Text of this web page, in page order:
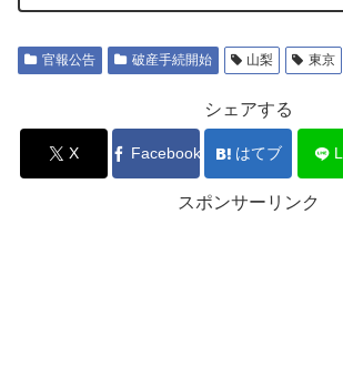
官報公告 破産手続開始 山梨 東京
シェアする
X Facebook はてブ
スポンサーリンク